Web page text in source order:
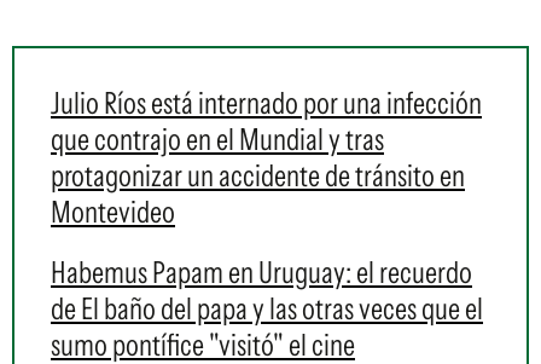
Julio Ríos está internado por una infección
que contrajo en el Mundial y tras
protagonizar un accidente de tránsito en
Montevideo
Habemus Papam en Uruguay: el recuerdo
de El baño del papa y las otras veces que el
sumo pontífice "visitó" el cine